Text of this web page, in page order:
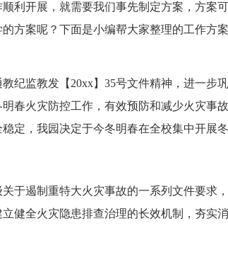
利开展，就需要我们事先制定方案，方案
方案呢？下面是小编帮大家整理的工作方
纪监教发【20xx】35号文件精神，进一步
春火灾防控工作，有效预防和减少火灾事
定，我园决定于今冬明春在全校集中开展
于遏制重特大火灾事故的一系列文件要求
健全火灾隐患排查治理的长效机制，夯实